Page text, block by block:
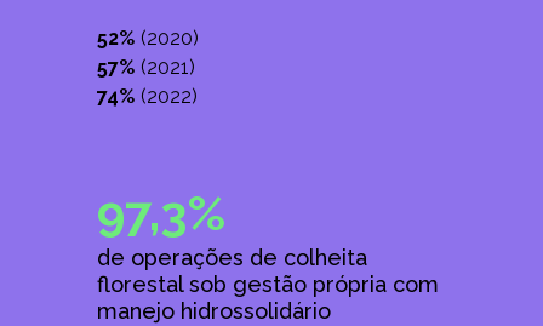
52% (2020)
57% (2021)
74% (2022)
97,3%
de operações de colheita
florestal sob gestão própria com
manejo hidrossolidário